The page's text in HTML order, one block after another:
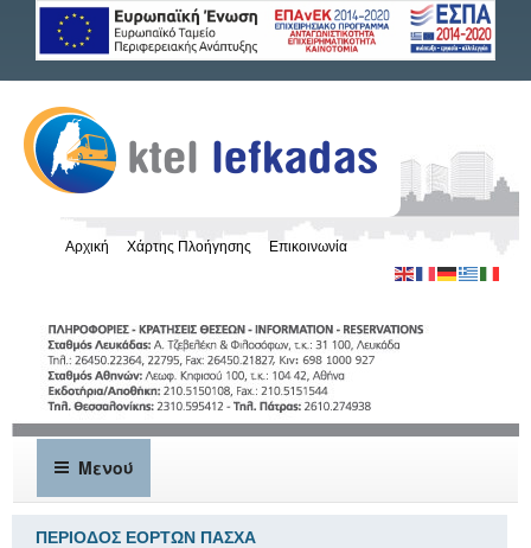
Αρχική Χάρτης Πλοήγησης Επικοινωνία
Μενού
ΠΕΡΙΟΔΟΣ ΕΟΡΤΩΝ ΠΑΣΧΑ